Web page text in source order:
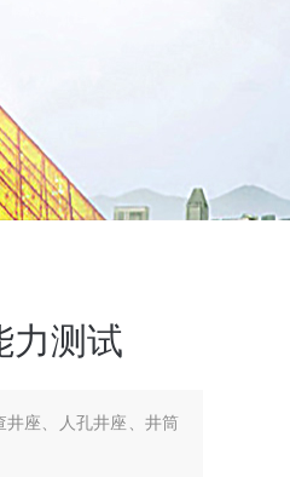
力测试
井座、人孔井座、井筒